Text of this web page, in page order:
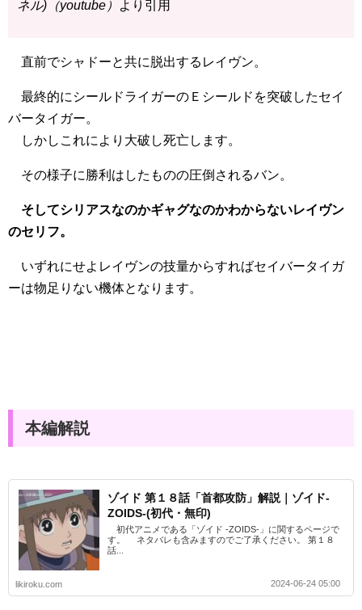
ネル)（youtube） より引用
直前でシャドーと共に脱出するレイヴン。
最終的にシールドライガーのＥシールドを突破したセイ
バータイガー。
しかしこれにより大破し死亡します。
その様子に勝利はしたものの圧倒されるバン。
そしてシリアスなのかギャグなのかわからないレイヴン
のセリフ。
いずれにせよレイヴンの技量からすればセイバータイガ
ーは物足りない機体となります。
本編解説
ゾイド 第１８話「首都攻防」解説｜ゾイド-
ZOIDS-(初代・無印)
初代アニメである「ゾイド -ZOIDS-」に関するページで
す。 ネタバレも含みますのでご了承ください。 第１８
話...
likiroku.com 2024-06-24 05:00